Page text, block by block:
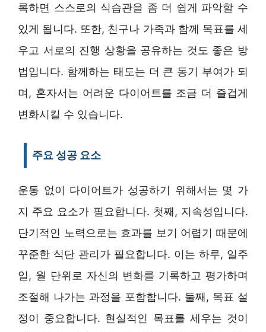
록하면 스스로의 식습관을 좀 더 쉽게 파악할 수
있게 됩니다. 또한, 친구나 가족과 함께 목표를 세
우고 서로의 진행 상황을 공유하는 것도 좋은 방
법입니다. 함께하는 태도는 더 큰 동기 부여가 되
며, 혼자서는 어려운 다이어트를 조금 더 즐겁게
변화시킬 수 있습니다.
주요 성공 요소
운동 없이 다이어트가 성공하기 위해서는 몇 가
지 주요 요소가 필요합니다. 첫째, 지속성입니다.
단기적인 노력으로는 효과를 보기 어렵기 때문에
꾸준한 식단 관리가 필요합니다. 이는 하루, 일주
일, 월 단위로 자신의 변화를 기록하고 평가하며
조절해 나가는 과정을 포함합니다. 둘째, 목표 설
정이 중요합니다. 현실적인 목표를 세우는 것이